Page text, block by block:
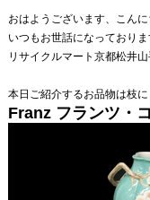
おはようございます、 こんに
いつもお世話になっておりま
リサイクルマート京都松井山
本日ご紹介するお品物は枝
Franz フランツ・